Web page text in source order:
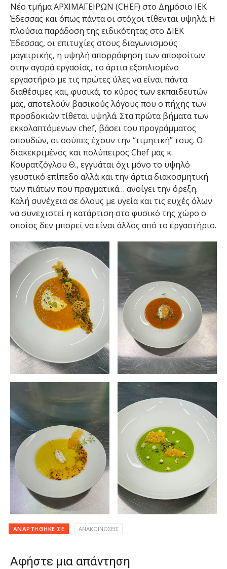
Νέο τμήμα ΑΡΧΙΜΑΓΕΙΡΩΝ (CHEF) στο Δημόσιο ΙΕΚ
Έδεσσας και όπως πάντα οι στόχοι τίθενται υψηλά. Η
πλούσια παράδοση της ειδικότητας στο ΔΙΕΚ
Έδεσσας, οι επιτυχίες στους διαγωνισμούς
μαγειρικής, η υψηλή απορρόφηση των αποφοίτων
στην αγορά εργασίας, το άρτια εξοπλισμένο
εργαστήριο με τις πρώτες ύλες να είναι πάντα
διαθέσιμες και, φυσικά, το κύρος των εκπαιδευτών
μας, αποτελούν βασικούς λόγους που ο πήχης των
προσδοκιών τίθεται υψηλά. Στα πρώτα βήματα των
εκκολαπτόμενων chef, βάσει του προγράμματος
σπουδών, οι σούπες έχουν την “τιμητική” τους. Ο
διακεκριμένος και πολύπειρος Chef μας κ.
Κουρατζόγλου Θ., εγγυάται όχι μόνο το υψηλό
γευστικό επίπεδο αλλά και την άρτια διακοσμητική
των πιάτων που πραγματικά… ανοίγει την όρεξη.
Καλή συνέχεια σε όλους με υγεία και τις ευχές όλων
να συνεχιστεί η κατάρτιση στο φυσικό της χώρο ο
οποίος δεν μπορεί να είναι άλλος από το εργαστήριο.
ΑΝΑΡΤΉΘΗΚΕ ΣΕ ΑΝΑΚΟΙΝΩΣΕΙΣ
Αφήστε μια απάντηση